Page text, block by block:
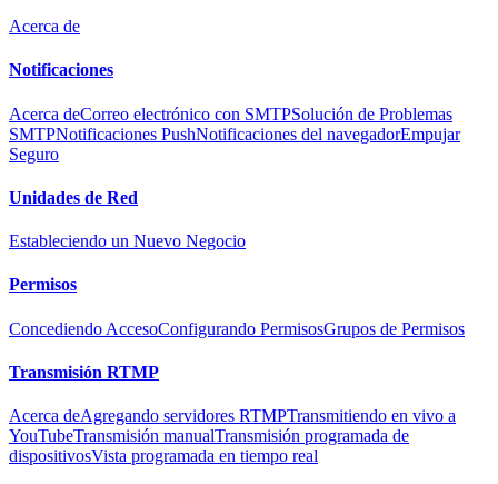
Acerca de
Notificaciones
Acerca deCorreo electrónico con SMTPSolución de Problemas
SMTPNotificaciones PushNotificaciones del navegadorEmpujar
Seguro
Unidades de Red
Estableciendo un Nuevo Negocio
Permisos
Concediendo AccesoConfigurando PermisosGrupos de Permisos
Transmisión RTMP
Acerca deAgregando servidores RTMPTransmitiendo en vivo a
YouTubeTransmisión manualTransmisión programada de
dispositivosVista programada en tiempo real